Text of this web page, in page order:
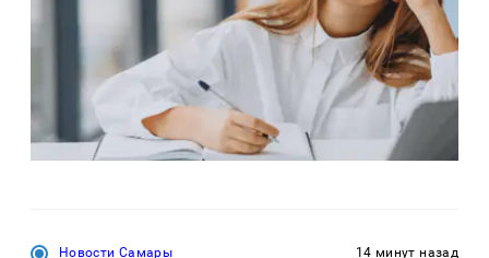
Новости Самары 14 минут назад